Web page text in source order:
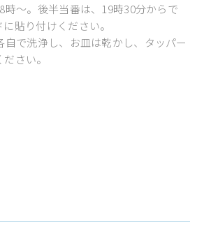
～。後半当番は、19時30分からで
貼り付けください。
で洗浄し、お皿は乾かし、タッパー
さい。